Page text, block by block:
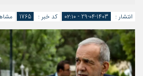
انتشار : 1403-04-29 - ۰۲:۱۰ کد خبر : 1765